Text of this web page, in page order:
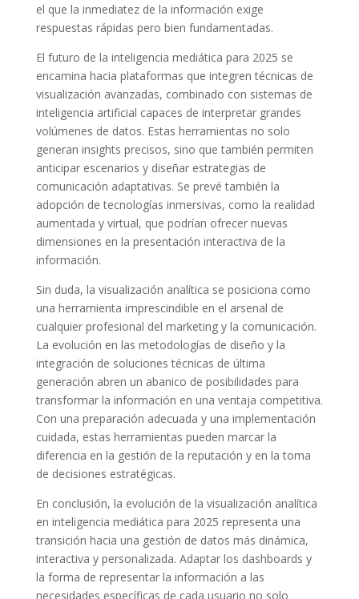
el que la inmediatez de la información exige
respuestas rápidas pero bien fundamentadas.
El futuro de la inteligencia mediática para 2025 se
encamina hacia plataformas que integren técnicas de
visualización avanzadas, combinado con sistemas de
inteligencia artificial capaces de interpretar grandes
volúmenes de datos. Estas herramientas no solo
generan insights precisos, sino que también permiten
anticipar escenarios y diseñar estrategias de
comunicación adaptativas. Se prevé también la
adopción de tecnologías inmersivas, como la realidad
aumentada y virtual, que podrían ofrecer nuevas
dimensiones en la presentación interactiva de la
información.
Sin duda, la visualización analítica se posiciona como
una herramienta imprescindible en el arsenal de
cualquier profesional del marketing y la comunicación.
La evolución en las metodologías de diseño y la
integración de soluciones técnicas de última
generación abren un abanico de posibilidades para
transformar la información en una ventaja competitiva.
Con una preparación adecuada y una implementación
cuidada, estas herramientas pueden marcar la
diferencia en la gestión de la reputación y en la toma
de decisiones estratégicas.
En conclusión, la evolución de la visualización analítica
en inteligencia mediática para 2025 representa una
transición hacia una gestión de datos más dinámica,
interactiva y personalizada. Adaptar los dashboards y
la forma de representar la información a las
necesidades específicas de cada usuario no solo